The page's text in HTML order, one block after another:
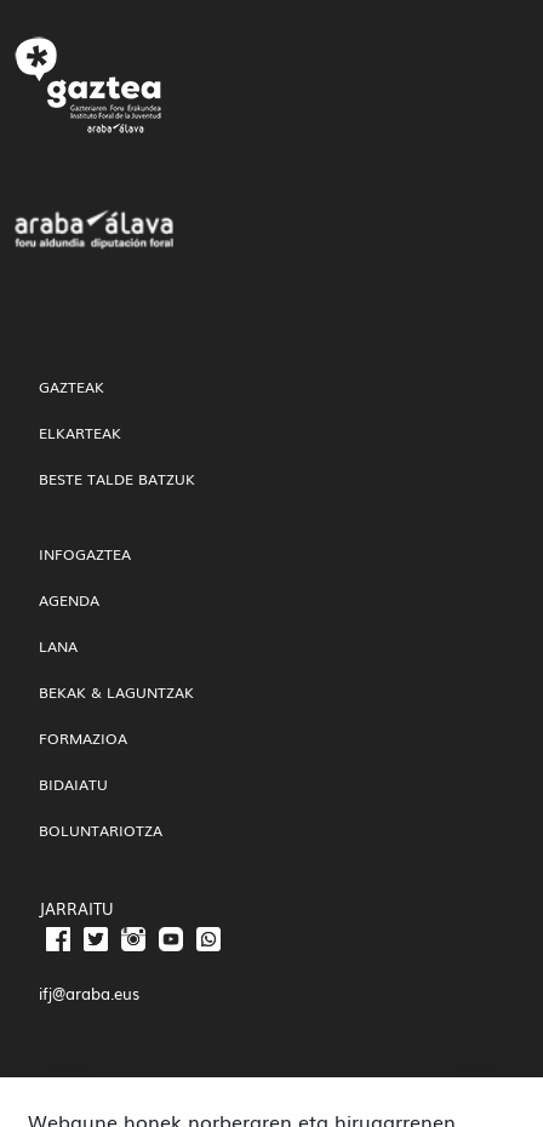
GAZTEAK
ELKARTEAK
BESTE TALDE BATZUK
INFOGAZTEA
AGENDA
LANA
BEKAK & LAGUNTZAK
FORMAZIOA
BIDAIATU
BOLUNTARIOTZA
JARRAITU
ifj@araba.eus
Webgune honek norberaren eta hirugarrenen